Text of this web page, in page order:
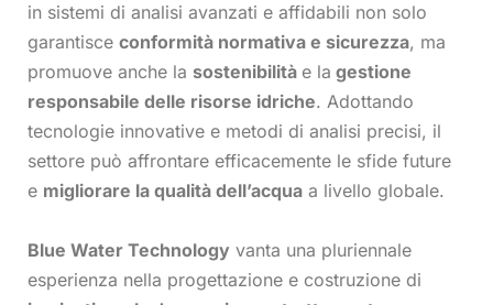
in sistemi di analisi avanzati e affidabili non solo
garantisce conformità normativa e sicurezza, ma
promuove anche la sostenibilità e la gestione
responsabile delle risorse idriche. Adottando
tecnologie innovative e metodi di analisi precisi, il
settore può affrontare efficacemente le sfide future
e migliorare la qualità dell’acqua a livello globale.
Blue Water Technology vanta una pluriennale
esperienza nella progettazione e costruzione di